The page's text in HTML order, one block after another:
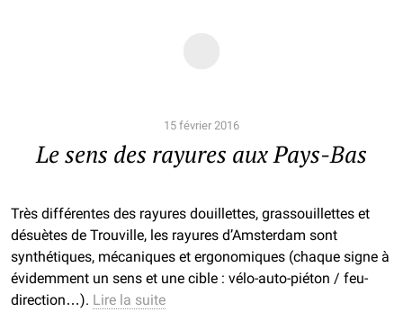
15 février 2016
Le sens des rayures aux Pays-Bas
Très différentes des rayures douillettes, grassouillettes et
désuètes de Trouville, les rayures d’Amsterdam sont
synthétiques, mécaniques et ergonomiques (chaque signe à
évidemment un sens et une cible : vélo-auto-piéton / feu-
direction…). Lire la suite